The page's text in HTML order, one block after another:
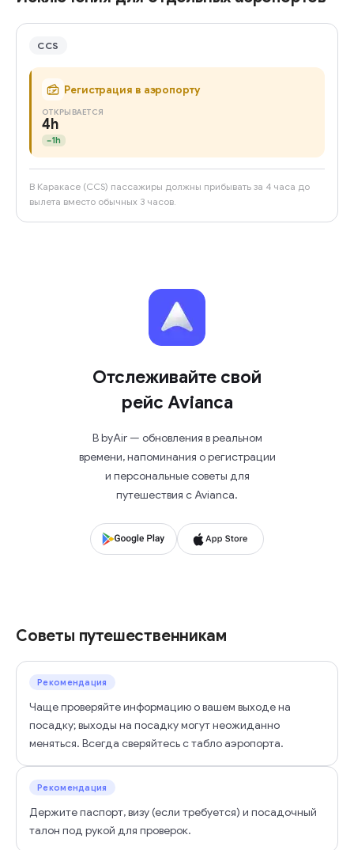
CCS
Регистрация в аэропорту
ОТКРЫВАЕТСЯ
4h
−1h
В Каракасе (CCS) пассажиры должны прибывать за 4 часа до
вылета вместо обычных 3 часов.
Отслеживайте свой
рейс Avianca
В byAir — обновления в реальном
времени, напоминания о регистрации
и персональные советы для
путешествия с Avianca.
Советы путешественникам
Рекомендация
Чаще проверяйте информацию о вашем выходе на
посадку; выходы на посадку могут неожиданно
меняться. Всегда сверяйтесь с табло аэропорта.
Рекомендация
Держите паспорт, визу (если требуется) и посадочный
талон под рукой для проверок.